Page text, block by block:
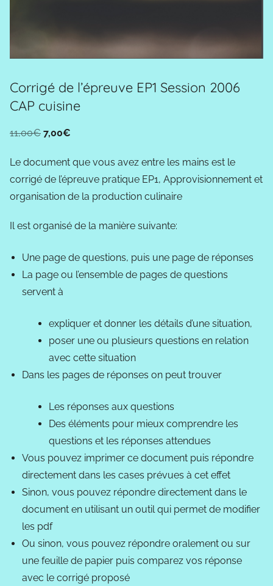
Corrigé de l’épreuve EP1 Session 2006
CAP cuisine
11,00€ Le
initial
était :
11,00€.
7,00€
actuel
est :
7,00€.
Le document que vous avez entre les mains est le
corrigé de l’épreuve pratique EP1, Approvisionnement et
organisation de la production culinaire
Il est organisé de la manière suivante:
Une page de questions, puis une page de réponses
La page ou l’ensemble de pages de questions
servent à
expliquer et donner les détails d’une situation,
poser une ou plusieurs questions en relation
avec cette situation
Dans les pages de réponses on peut trouver
Les réponses aux questions
Des éléments pour mieux comprendre les
questions et les réponses attendues
Vous pouvez imprimer ce document puis répondre
directement dans les cases prévues à cet effet
Sinon, vous pouvez répondre directement dans le
document en utilisant un outil qui permet de modifier
les pdf
Ou sinon, vous pouvez répondre oralement ou sur
une feuille de papier puis comparez vos réponse
avec le corrigé proposé